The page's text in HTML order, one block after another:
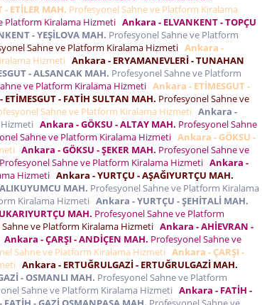
ETİLER MAH. Profesyonel Sahne ve Platform Kiralama
Platform Kiralama Hizmeti Ankara - ELVANKENT - TOPÇU
- YEŞİLOVA MAH. Profesyonel Sahne ve Platform
Sahne ve Platform Kiralama Hizmeti Ankara -
Hizmeti Ankara - ERYAMANEVLERİ - TUNAHAN
- ALSANCAK MAH. Profesyonel Sahne ve Platform
ve Platform Kiralama Hizmeti Ankara - ETİMESGUT -
- FATİH SULTAN MAH. Profesyonel Sahne ve
Sahne ve Platform Kiralama Hizmeti Ankara -
Ankara - GÖKSU - ALTAY MAH. Profesyonel Sahne
Sahne ve Platform Kiralama Hizmeti Ankara - GÖKSU -
Ankara - GÖKSU - ŞEKER MAH. Profesyonel Sahne ve
Profesyonel Sahne ve Platform Kiralama Hizmeti Ankara -
Hizmeti Ankara - YURTÇU - AŞAĞIYURTÇU MAH.
MAH. Profesyonel Sahne ve Platform Kiralama
Kiralama Hizmeti Ankara - YURTÇU - ŞEHİTALİ MAH.
MAH. Profesyonel Sahne ve Platform
ve Platform Kiralama Hizmeti Ankara - AHİEVRAN -
Ankara - ÇARŞI - ANDİÇEN MAH. Profesyonel Sahne ve
Sahne ve Platform Kiralama Hizmeti Ankara - ÇARŞI -
Ankara - ERTUĞRULGAZİ - ERTUĞRULGAZİ MAH.
- OSMANLI MAH. Profesyonel Sahne ve Platform
Sahne ve Platform Kiralama Hizmeti Ankara - FATİH -